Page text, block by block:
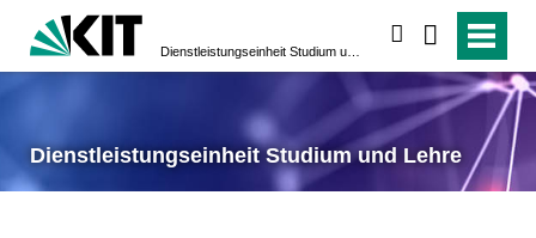
Dienstleistungseinheit Studium und Lehre